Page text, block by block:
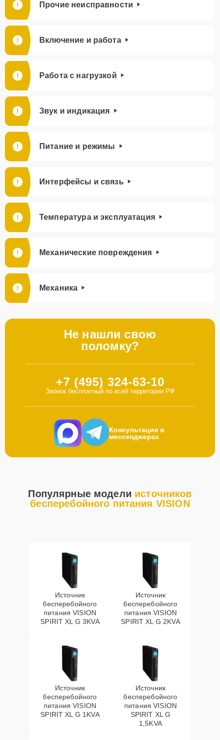
Прочие неисправности
Включение и работа
Работа с нагрузкой
Звук и индикация
Питание и режимы
Интерфейсы и связь
Температура и эксплуатация
Механические повреждения
Механика
Не нашли свою
поломку?
+7 (495) 324-63-10
Звонок бесплатный по всей территории РФ
Консультация в
мессенджерах
Популярные модели источников
бесперебойного питания VISION
Источник
бесперебойного
питания VISION
SPIRIT XL G 3KVA
Источник
бесперебойного
питания VISION
SPIRIT XL G 2KVA
Источник
бесперебойного
питания VISION
SPIRIT XL G 1KVA
Источник
бесперебойного
питания VISION
SPIRIT XL G
1,5KVA